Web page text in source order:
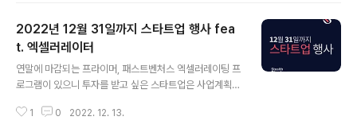
입한 방법들이 있는데 그 중 하나가 마인드맵을 통해서 (1)
글을 플롯 단위로 쪼개서 (2)역할을 구분하고 (3)관계를 연
결하는 것이다. 이 '마인드맵을 이용해서 플롯 단위 분석'을
시도해본 동기는 나랑 친한 대표님이 나 보고 플롯 짜는건
기똥찬다고 하길래 내 생각에도 다른 사람 글이나 컨텐츠
는 잘 보는 것 같은데... 내가 쓴 글은 플롯을 잘 짜서 쓰고
2022년 12월 31일까지 스타트업 행사 fea
t. 엑셀러레이터
연말에 마감되는 프라이머, 패스트벤처스 엑셀러레이팅 프
로그램이 있으니 투자를 받고 싶은 스타트업은 사업계획서
공간으로 경쟁률이 낮을꺼라고 예상되는 곳도 있으니 살펴
1 0 2022. 12. 13.